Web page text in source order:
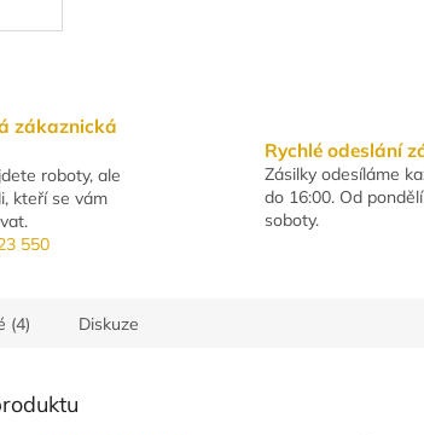
zákaznická
roboty, ale
kteří se vám
550
Rychlé odeslání
Zásilky odesíláme
do 16:00. Od
soboty.
(4) Diskuze